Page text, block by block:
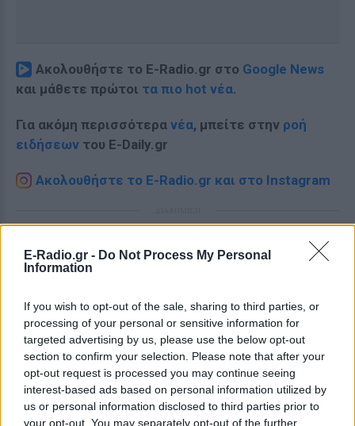
E-Radio.gr - Do Not Process My Personal
Information
If you wish to opt-out of the sale, sharing to third parties, or
processing of your personal or sensitive information for
targeted advertising by us, please use the below opt-out
section to confirm your selection. Please note that after your
opt-out request is processed you may continue seeing
interest-based ads based on personal information utilized by
us or personal information disclosed to third parties prior to
your opt-out. You may separately opt-out of the further
Ακολουθήστε το E-Radio.gr στο Google News
και μάθετε πρώτοι τα πιο hot νέα.
Για ακόμη περισσότερα νέα, μπείτε στην ροή
ειδήσεων του E-Daily.gr
Ακολουθήστε το E-Radio.gr και στο Instagram